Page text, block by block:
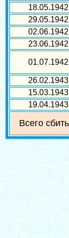
18.05.1942
29.05.1942
02.06.1942
23.06.1942
01.07.1942
26.02.1943
15.03.1943
19.04.1943
Всего